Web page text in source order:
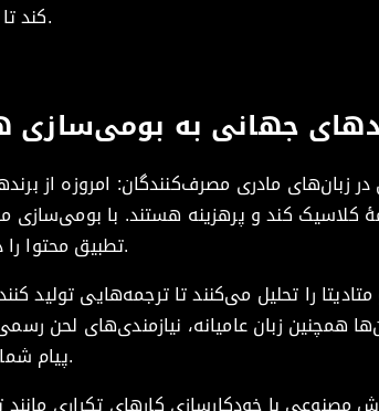
کند تا با ترجمه دستی به‌تنهایی امکان‌پذیر نیست.
جهانی به
زبان‌های مادری مصرف‌کنندگان: امروزه از
کلاسیک کند و پرهزینه هستند. با
تطبیق محتوا را در ده‌ها زبان به‌صورت خودکار انجام می‌دهند.
را تحلیل می‌کنند تا ترجمه‌هایی تولید
همچنین زبان عامیانه، نیازمندی‌های لحن
پیام شما دقیقاً همان‌طور که قصد دارید منتقل شود.